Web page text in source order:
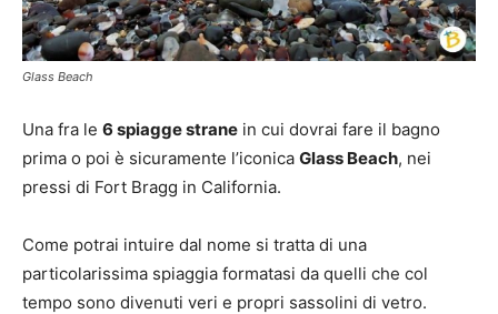
Glass Beach
Una fra le 6 spiagge strane in cui dovrai fare il bagno
prima o poi è sicuramente l’iconica Glass Beach, nei
pressi di Fort Bragg in California.
Come potrai intuire dal nome si tratta di una
particolarissima spiaggia formatasi da quelli che col
tempo sono divenuti veri e propri sassolini di vetro.